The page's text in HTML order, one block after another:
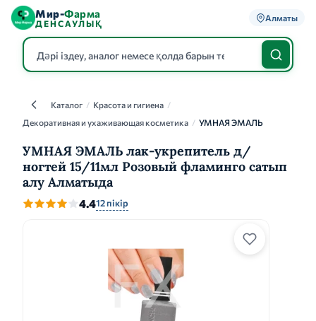
Мир-Фарма
ДЕНСАУЛЫҚ
Алматы
КаталогКаталог / Красота и гигиена /
Декоративная и ухаживающая косметика / УМНАЯ ЭМАЛЬ
УМНАЯ ЭМАЛЬ лак-укрепитель д/
ногтей 15/11мл Розовый фламинго сатып
алу Алматыда
4.412 пікір